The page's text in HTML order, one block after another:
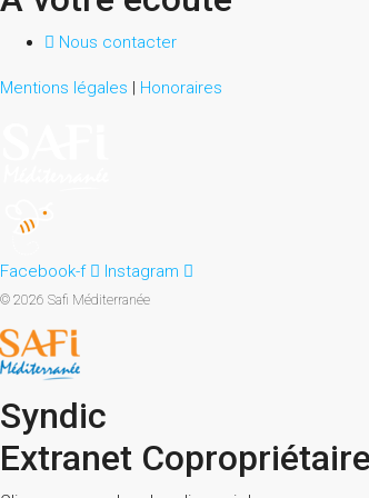
Nous contacter
Mentions légales | Honoraires
Facebook-f Instagram
© 2026 Safi Méditerranée
Syndic
Extranet Copropriétaire